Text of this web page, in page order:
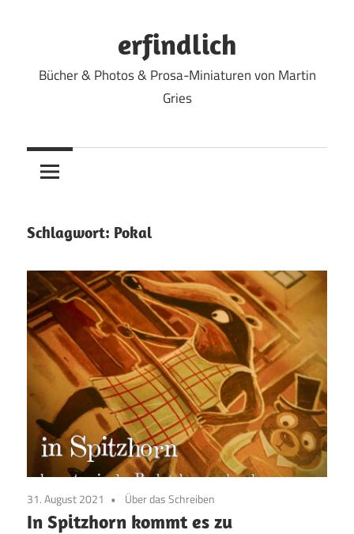
erfindlich
Bücher & Photos & Prosa-Miniaturen von Martin
Gries
Schlagwort: Pokal
31. August 2021 Über das Schreiben
In Spitzhorn kommt es zu